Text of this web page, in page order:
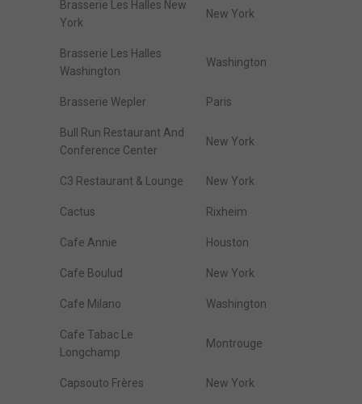
Brasserie Les Halles New
York
New York
Brasserie Les Halles
Washington
Washington
Brasserie Wepler Paris
Bull Run Restaurant And
Conference Center
New York
C3 Restaurant & Lounge New York
Cactus Rixheim
Cafe Annie Houston
Cafe Boulud New York
Cafe Milano Washington
Cafe Tabac Le
Longchamp
Montrouge
Capsouto Frères New York